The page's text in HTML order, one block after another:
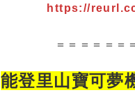
https://
＝＝＝＝＝＝
能登里山寶可夢